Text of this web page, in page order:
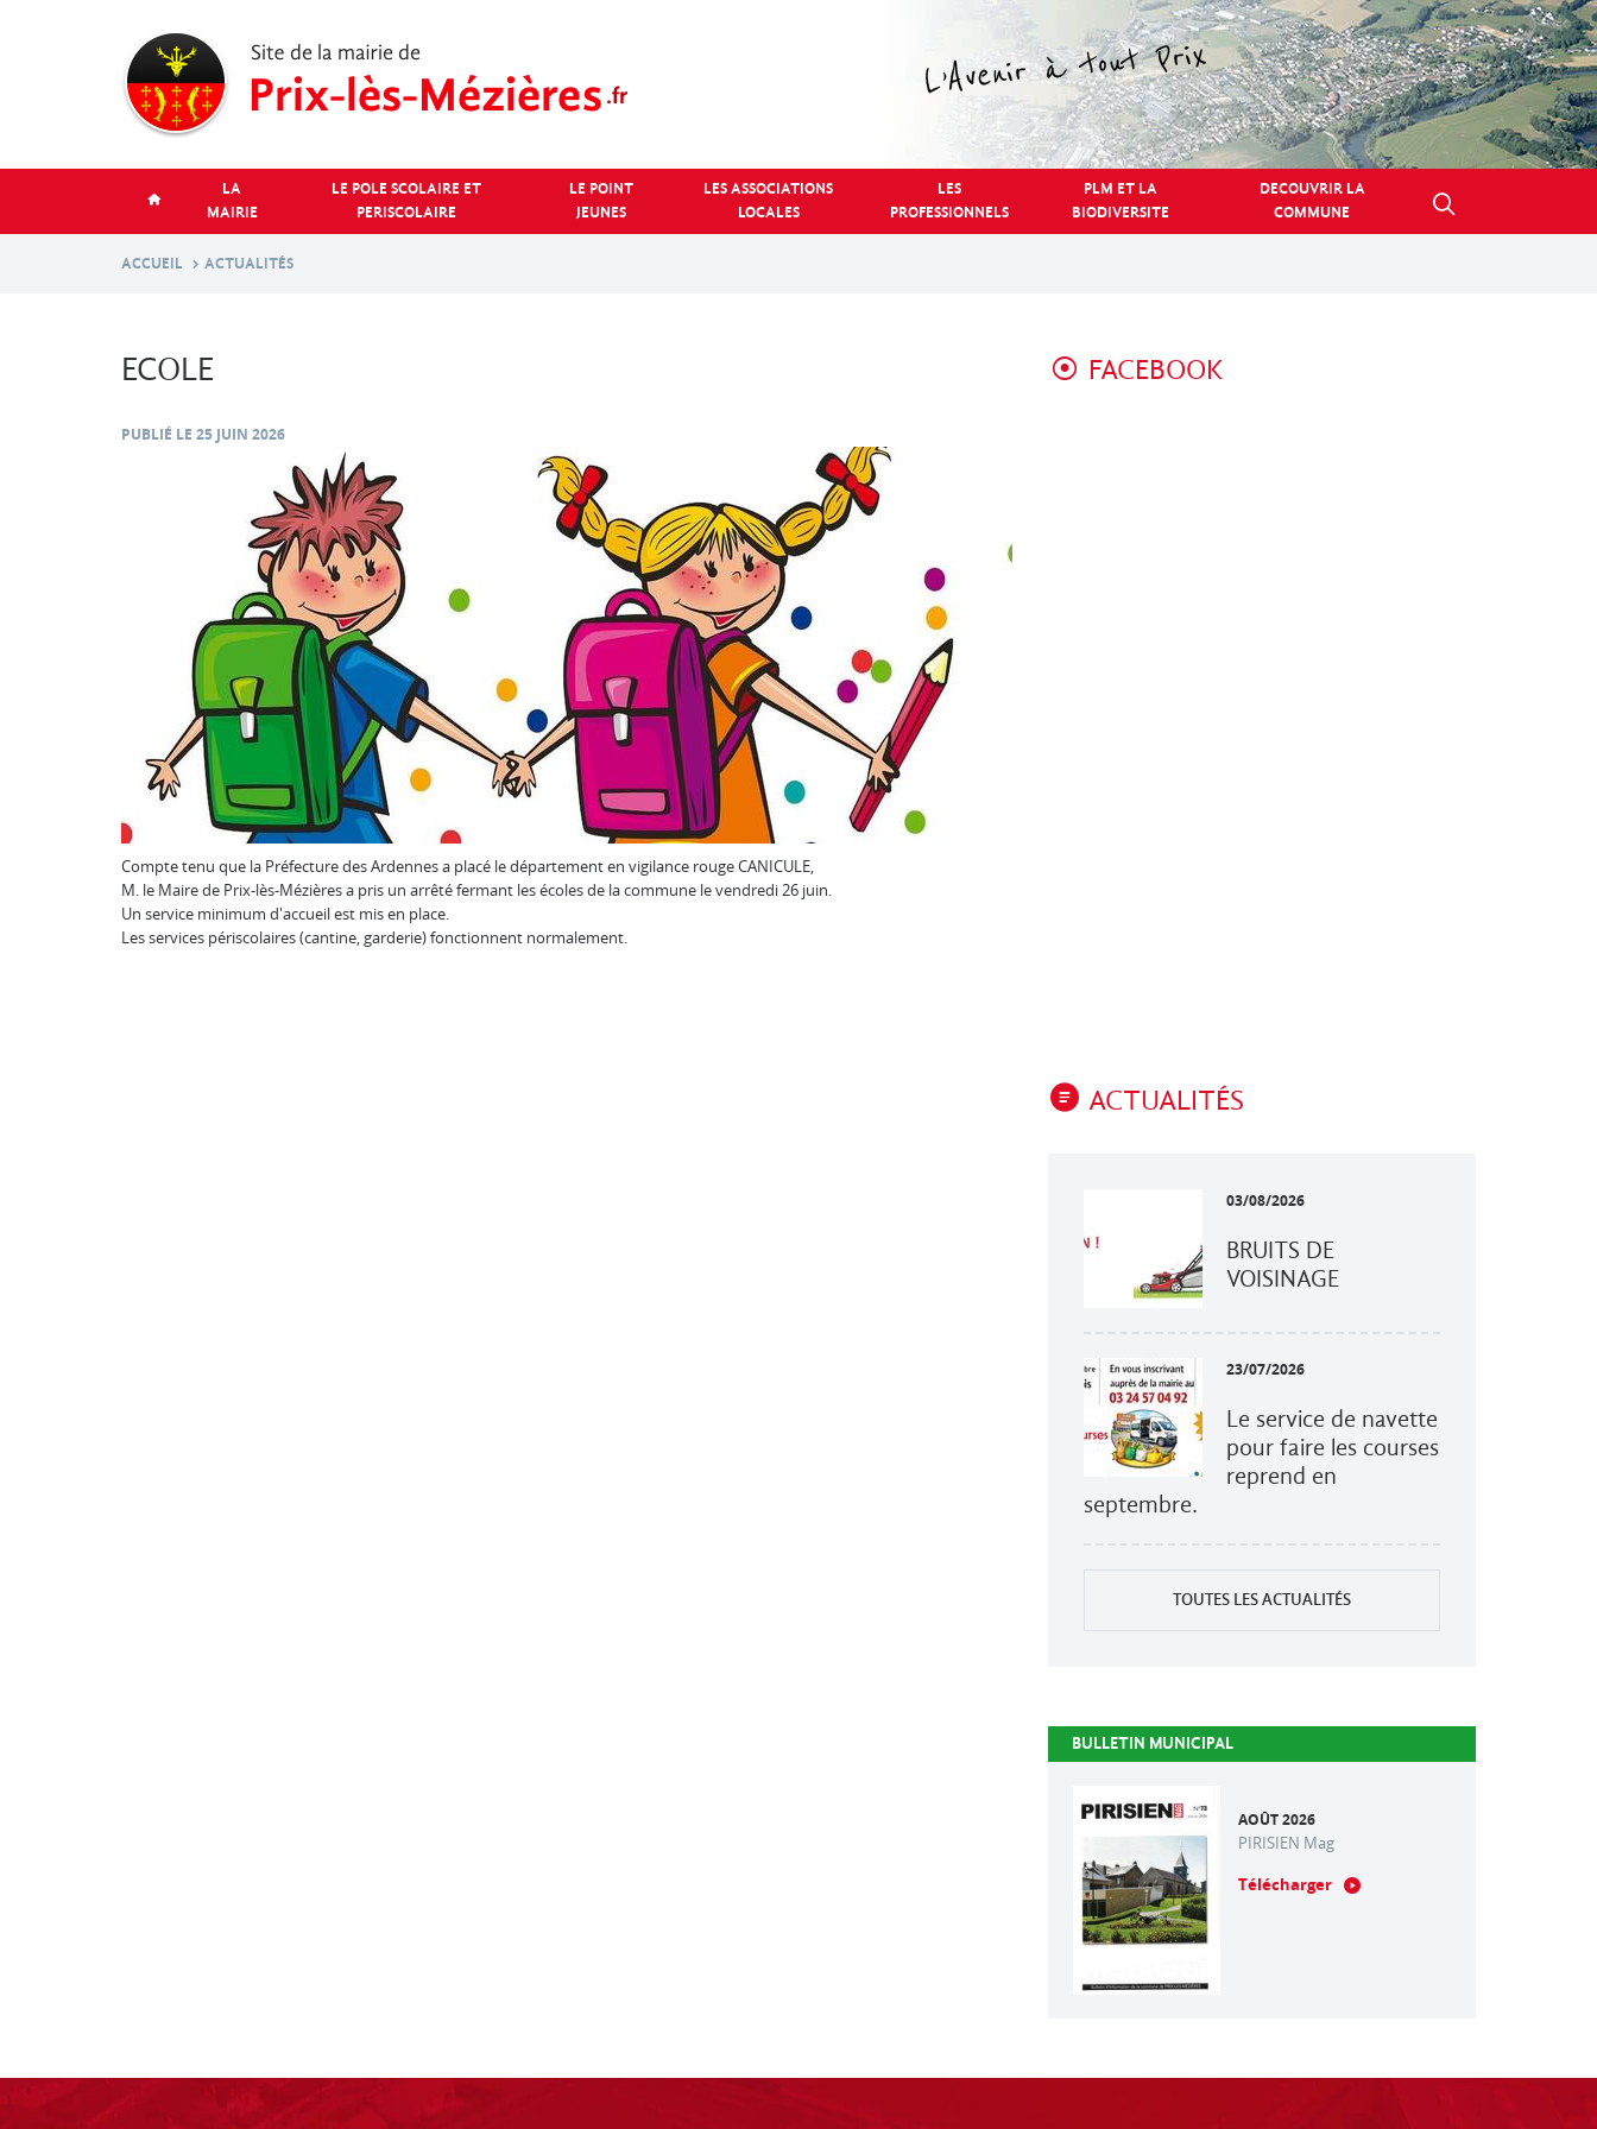
LA
MAIRIE
LE POLE SCOLAIRE ET
PERISCOLAIRE
LE POINT
JEUNES
LES ASSOCIATIONS
LOCALES
LES
PROFESSIONNELS
PLM ET LA
BIODIVERSITE
DECOUVRIR LA
COMMUNE
ACCUEIL ACTUALITÉS
ECOLE
PUBLIÉ LE 25 JUIN 2026
Compte tenu que la Préfecture des Ardennes a placé le département en vigilance rouge CANICULE,
M. le Maire de Prix-lès-Mézières a pris un arrêté fermant les écoles de la commune le vendredi 26 juin.
Un service minimum d'accueil est mis en place.
Les services périscolaires (cantine, garderie) fonctionnent normalement.
FACEBOOK
ACTUALITÉS
03/08/2026
BRUITS DE
VOISINAGE
23/07/2026
Le service de navette
pour faire les courses
reprend en
septembre.
TOUTES LES ACTUALITÉS
BULLETIN MUNICIPAL
AOÛT 2026
PIRISIEN Mag
Télécharger